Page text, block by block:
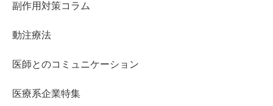
副作用対策コラム
動注療法
医師とのコミュニケーション
医療系企業特集